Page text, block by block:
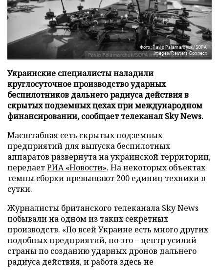
Фото: Pavlo Palamarchuk/SOPA
Images/Reuters Connect
Украинские специалисты наладили
круглосуточное производство ударных
беспилотников дальнего радиуса действия в
скрытых подземных цехах при международном
финансировании, сообщает телеканал Sky News.
Масштабная сеть скрытых подземных
предприятий для выпуска беспилотных
аппаратов развернута на украинской территории,
передаетРИА «Новости». На некоторых объектах
темпы сборки превышают 200 единиц техники в
сутки.
Журналисты британского телеканала Sky News
побывали на одном из таких секретных
производств. «По всей Украине есть много других
подобных предприятий, но это – центр усилий
страны по созданию ударных дронов дальнего
радиуса действия, и работа здесь не